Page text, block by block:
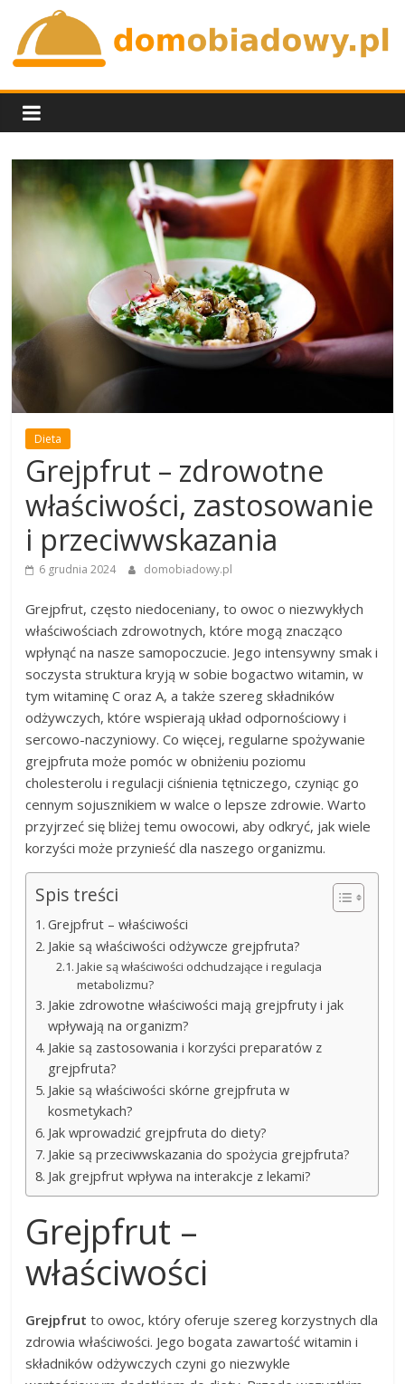
content
domobiadowy.pl
Dieta
Grejpfrut – zdrowotne
właściwości, zastosowanie
i przeciwwskazania
6 grudnia 2024 domobiadowy.pl
Grejpfrut, często niedoceniany, to owoc o niezwykłych
właściwościach zdrowotnych, które mogą znacząco
wpłynąć na nasze samopoczucie. Jego intensywny smak i
soczysta struktura kryją w sobie bogactwo witamin, w
tym witaminę C oraz A, a także szereg składników
odżywczych, które wspierają układ odpornościowy i
sercowo-naczyniowy. Co więcej, regularne spożywanie
grejpfruta może pomóc w obniżeniu poziomu
cholesterolu i regulacji ciśnienia tętniczego, czyniąc go
cennym sojusznikiem w walce o lepsze zdrowie. Warto
przyjrzeć się bliżej temu owocowi, aby odkryć, jak wiele
korzyści może przynieść dla naszego organizmu.
Spis treści
Grejpfrut – właściwości
Jakie są właściwości odżywcze grejpfruta?
Jakie są właściwości odchudzające i regulacja
metabolizmu?
Jakie zdrowotne właściwości mają grejpfruty i jak
wpływają na organizm?
Jakie są zastosowania i korzyści preparatów z
grejpfruta?
Jakie są właściwości skórne grejpfruta w
kosmetykach?
Jak wprowadzić grejpfruta do diety?
Jakie są przeciwwskazania do spożycia grejpfruta?
Jak grejpfrut wpływa na interakcje z lekami?
Grejpfrut –
właściwości
Grejpfrut to owoc, który oferuje szereg korzystnych dla
zdrowia właściwości. Jego bogata zawartość witamin i
składników odżywczych czyni go niezwykle